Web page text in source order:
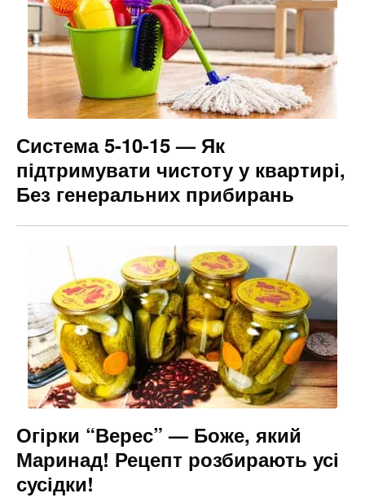
Система 5-10-15 — Як
підтримувати чистоту у квартирі,
Без генеральних прибирань
Огірки “Верес” — Боже, який
Маринад! Рецепт розбирають усі
сусідки!